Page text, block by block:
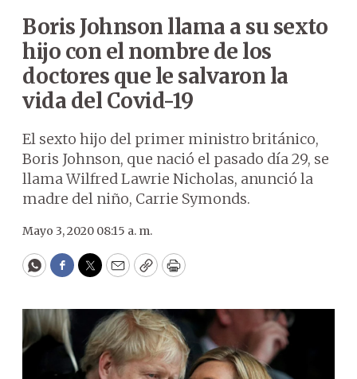
Boris Johnson llama a su sexto
hijo con el nombre de los
doctores que le salvaron la
vida del Covid-19
El sexto hijo del primer ministro británico,
Boris Johnson, que nació el pasado día 29, se
llama Wilfred Lawrie Nicholas, anunció la
madre del niño, Carrie Symonds.
Mayo 3, 2020 08:15 a. m.
WhatsApp
Facebook
Twitter
EmailCopyPrint